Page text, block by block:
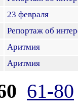
23 февраля
Репортаж об
Аритмия
Аритмия
61-80